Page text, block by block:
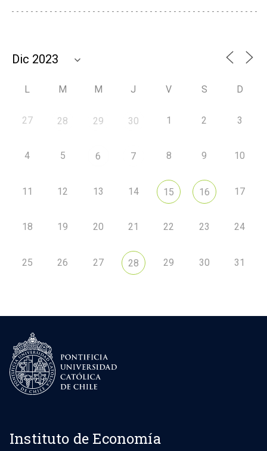
L M M J V S D
27 28 29 30 1 2 3
4 5 6 7 8 9 10
11 12 13 14 15 16 17
18 19 20 21 22 23 24
25 26 27 28 29 30 31
Instituto de Economía